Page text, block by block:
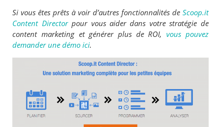
Si vous êtes prêts à voir d’autres fonctionnalités de Scoop.it
Content Directorpour vous aider dans votre stratégie de
content marketing et générer plus de ROI, vous pouvez
demander une démo ici.